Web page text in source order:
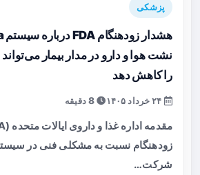
پزشکی
نشت هوا و دارو در مدار بیمار
را کاهش دهد
8 دقیقه
شرکت…